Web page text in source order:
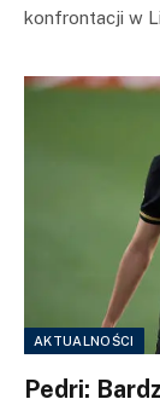
konfrontacji w
AKTUALNOŚCI
Pedri: